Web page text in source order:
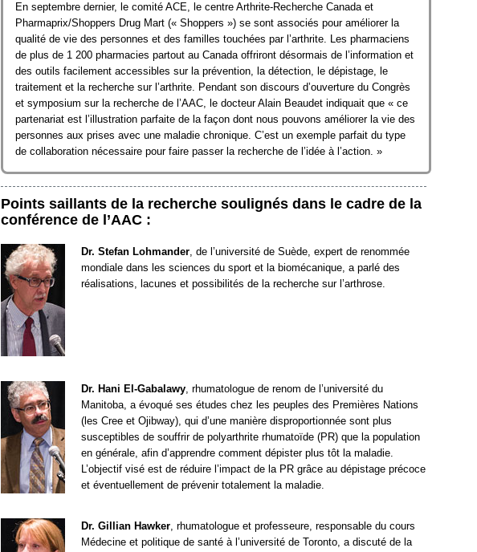
En septembre dernier, le comité ACE, le centre Arthrite-Recherche Canada et
Pharmaprix/Shoppers Drug Mart (« Shoppers ») se sont associés pour améliorer la
qualité de vie des personnes et des familles touchées par l’arthrite. Les pharmaciens
de plus de 1 200 pharmacies partout au Canada offriront désormais de l’information et
des outils facilement accessibles sur la prévention, la détection, le dépistage, le
traitement et la recherche sur l’arthrite. Pendant son discours d’ouverture du Congrès
et symposium sur la recherche de l’AAC, le docteur Alain Beaudet indiquait que « ce
partenariat est l’illustration parfaite de la façon dont nous pouvons améliorer la vie des
personnes aux prises avec une maladie chronique. C’est un exemple parfait du type
de collaboration nécessaire pour faire passer la recherche de l’idée à l’action. »
Points saillants de la recherche soulignés dans le cadre de la
conférence de l’AAC :
Dr. Stefan Lohmander, de l’université de Suède, expert de renommée
mondiale dans les sciences du sport et la biomécanique, a parlé des
réalisations, lacunes et possibilités de la recherche sur l’arthrose.
Dr. Hani El-Gabalawy, rhumatologue de renom de l’université du
Manitoba, a évoqué ses études chez les peuples des Premières Nations
(les Cree et Ojibway), qui d’une manière disproportionnée sont plus
susceptibles de souffrir de polyarthrite rhumatoïde (PR) que la population
en générale, afin d’apprendre comment dépister plus tôt la maladie.
L’objectif visé est de réduire l’impact de la PR grâce au dépistage précoce
et éventuellement de prévenir totalement la maladie.
Dr. Gillian Hawker, rhumatologue et professeure, responsable du cours
Médecine et politique de santé à l’université de Toronto, a discuté de la